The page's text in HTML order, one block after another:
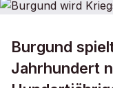
Burgund
Burgund
Jahrhundert